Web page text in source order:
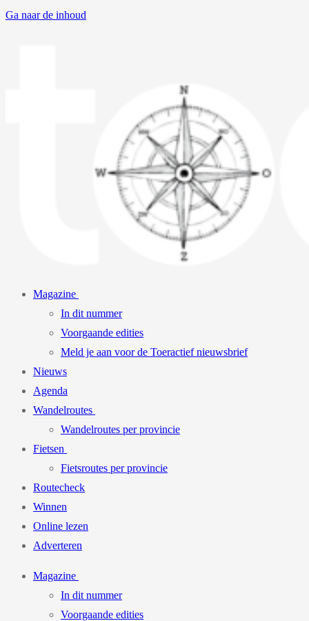
Ga naar de inhoud
Magazine
In dit nummer
Voorgaande edities
Meld je aan voor de Toeractief nieuwsbrief
Nieuws
Agenda
Wandelroutes
Wandelroutes per provincie
Fietsen
Fietsroutes per provincie
Routecheck
Winnen
Online lezen
Adverteren
Magazine
In dit nummer
Voorgaande edities